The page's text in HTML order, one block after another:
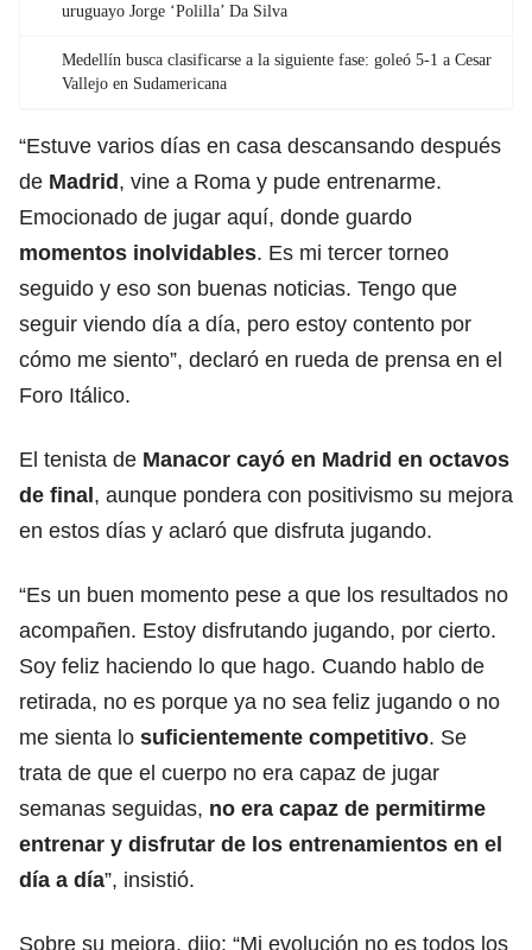
uruguayo Jorge ‘Polilla’ Da Silva
Medellín busca clasificarse a la siguiente fase: goleó 5-1 a Cesar
Vallejo en Sudamericana
“Estuve varios días en casa descansando después
de Madrid, vine a Roma y pude entrenarme.
Emocionado de jugar aquí, donde guardo
momentos inolvidables. Es mi tercer torneo
seguido y eso son buenas noticias. Tengo que
seguir viendo día a día, pero estoy contento por
cómo me siento”, declaró en rueda de prensa en el
Foro Itálico.
El tenista de Manacor cayó en Madrid en octavos
de final, aunque pondera con positivismo su mejora
en estos días y aclaró que disfruta jugando.
“Es un buen momento pese a que los resultados no
acompañen. Estoy disfrutando jugando, por cierto.
Soy feliz haciendo lo que hago. Cuando hablo de
retirada, no es porque ya no sea feliz jugando o no
me sienta lo suficientemente competitivo. Se
trata de que el cuerpo no era capaz de jugar
semanas seguidas, no era capaz de permitirme
entrenar y disfrutar de los entrenamientos en el
día a día”, insistió.
Sobre su mejora, dijo: “Mi evolución no es todos los